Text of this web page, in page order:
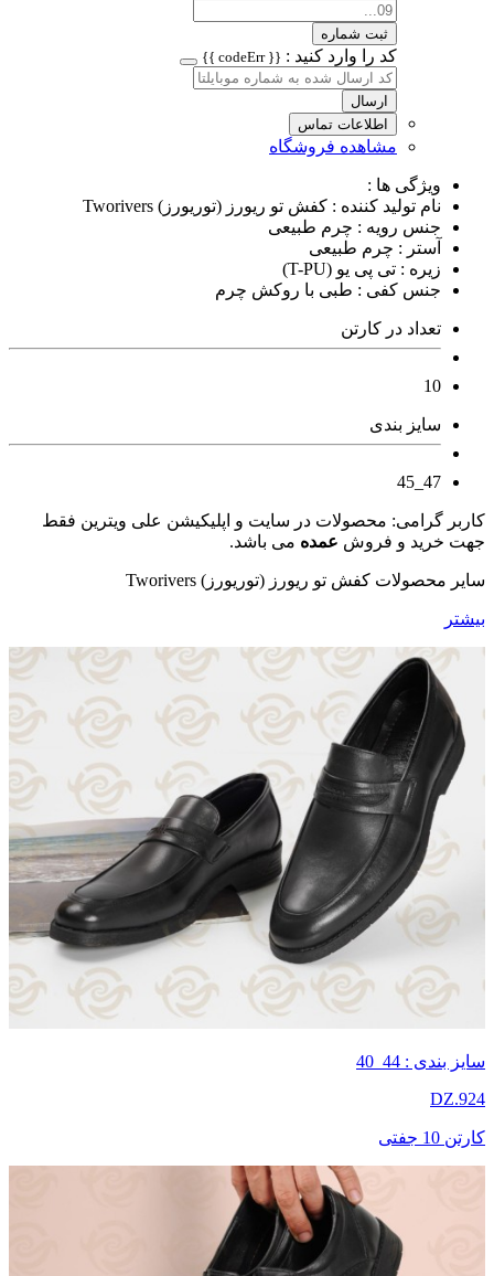
ثبت شماره
کد را وارد کنید : {{ codeErr }}
ارسال
اطلاعات تماس
مشاهده فروشگاه
ویژگی ها :
نام تولید کننده : کفش تو ریورز (توریورز) Tworivers
جنس رویه : چرم طبیعی
آستر : چرم طبیعی
زیره : تی پی یو (T-PU)
جنس کفی : طبی با روکش چرم
تعداد در کارتن
10
سایز بندی
47_45
کاربر گرامی: محصولات در سایت و اپلیکیشن علی ویترین فقط
جهت خرید و فروش عمده می باشد.
سایر محصولات کفش تو ریورز (توریورز) Tworivers
بیشتر
سایز بندی : 44_40
DZ.924
کارتن 10 جفتی